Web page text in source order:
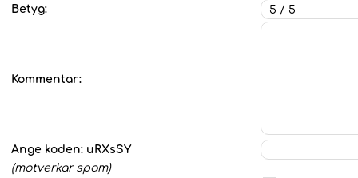
Betyg:
Kommentar:
Ange koden: uRXsSY
(motverkar spam)